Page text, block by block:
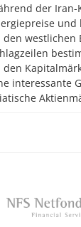
der Iran-
und
den westlichen
den
interessante